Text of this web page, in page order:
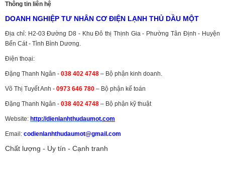
Thông tin liên hệ
DOANH NGHIỆP TƯ NHÂN CƠ ĐIỆN LẠNH THỦ DẦU MỘT
Địa chỉ: H2-03 Đường D8 - Khu Đô thị Thịnh Gia - Phường Tân Định - Huyện
Bến Cát - Tỉnh Bình Dương.
Điện thoại:
Đặng Thanh Ngân - 038 402 4748 – Bộ phận kinh doanh.
Võ Thị Tuyết Anh - 0973 646 780 – Bộ phận kế toán
Đặng Thanh Ngân - 038 402 4748 – Bộ phận kỹ thuật
Website: http://dienlanhthudaumot.com
Email: codienlanhthudaumot@gmail.com
Chất lượng - Uy tín - Cạnh tranh